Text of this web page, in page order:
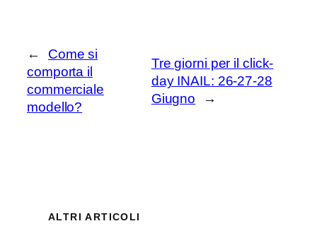
←
Come si
comporta il
commerciale
modello?
Tre giorni per il click-
day INAIL: 26-27-28
Giugno
→
ALTRI ARTICOLI